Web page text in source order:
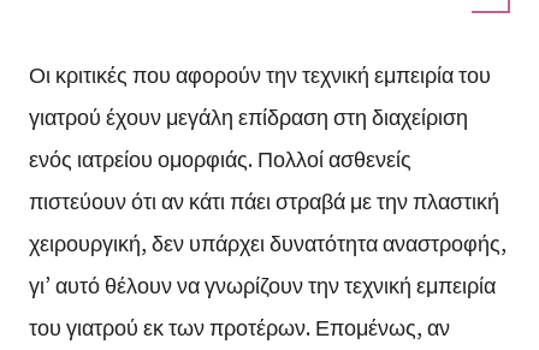
Οι κριτικές που αφορούν την τεχνική εμπειρία του
γιατρού έχουν μεγάλη επίδραση στη διαχείριση
ενός ιατρείου ομορφιάς. Πολλοί ασθενείς
πιστεύουν ότι αν κάτι πάει στραβά με την πλαστική
χειρουργική, δεν υπάρχει δυνατότητα αναστροφής,
γι’ αυτό θέλουν να γνωρίζουν την τεχνική εμπειρία
του γιατρού εκ των προτέρων. Επομένως, αν